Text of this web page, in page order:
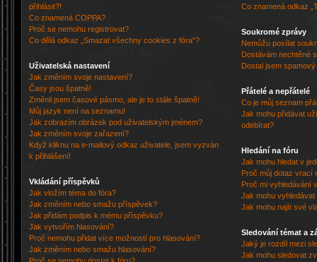
přihlásit?!
Co znamená COPPA?
Proč se nemohu registrovat?
Co dělá odkaz „Smazat všechny cookies z fóra“?
Uživatelská nastavení
Jak změním svoje nastavení?
Časy jsou špatně!
Změnil jsem časové pásmo, ale je to stále špatně!
Můj jazyk není na seznamu!
Jak zobrazím obrázek pod uživatelským jménem?
Jak změním svoje zařazení?
Když kliknu na e-mailový odkaz uživatele, jsem vyzván
k přihlášení!
Vkládání příspěvků
Jak vložím téma do fóra?
Jak změním nebo smažu příspěvek?
Jak přidám podpis k mému příspěvku?
Jak vytvořím hlasování?
Proč nemohu přidat více možností pro hlasování?
Jak změním nebo smažu hlasování?
Co znamená odkaz
Soukromé zprávy
Nemůžu posílat
Dostávám nechtěné
Dostal jsem
Přátelé a nepřátelé
Co je můj seznam
Jak mohu přidávat
odebírat?
Hledání na fóru
Jak mohu hledat v
Proč můj dotaz vrací
Proč mi vyhledávání
Jak mohu vyhledávat
Jak mohu najít své
Sledování témat a
Jaký je rozdíl mezi
Jak mohu sledovat